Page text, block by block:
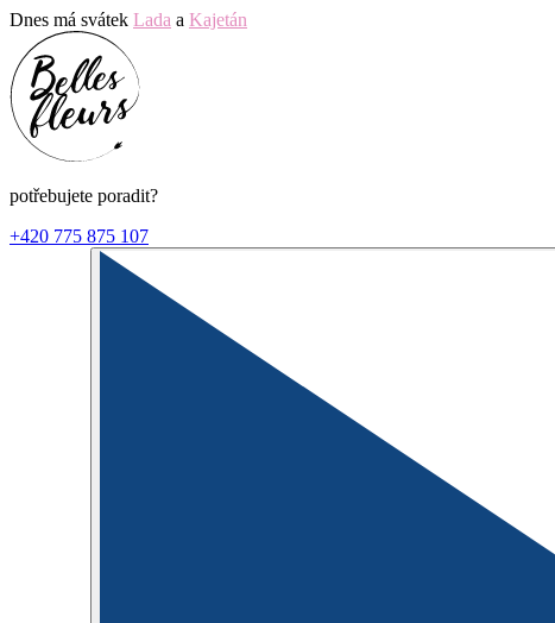
Dnes má svátek Lada a Kajetán
potřebujete poradit?
+420 775 875 107